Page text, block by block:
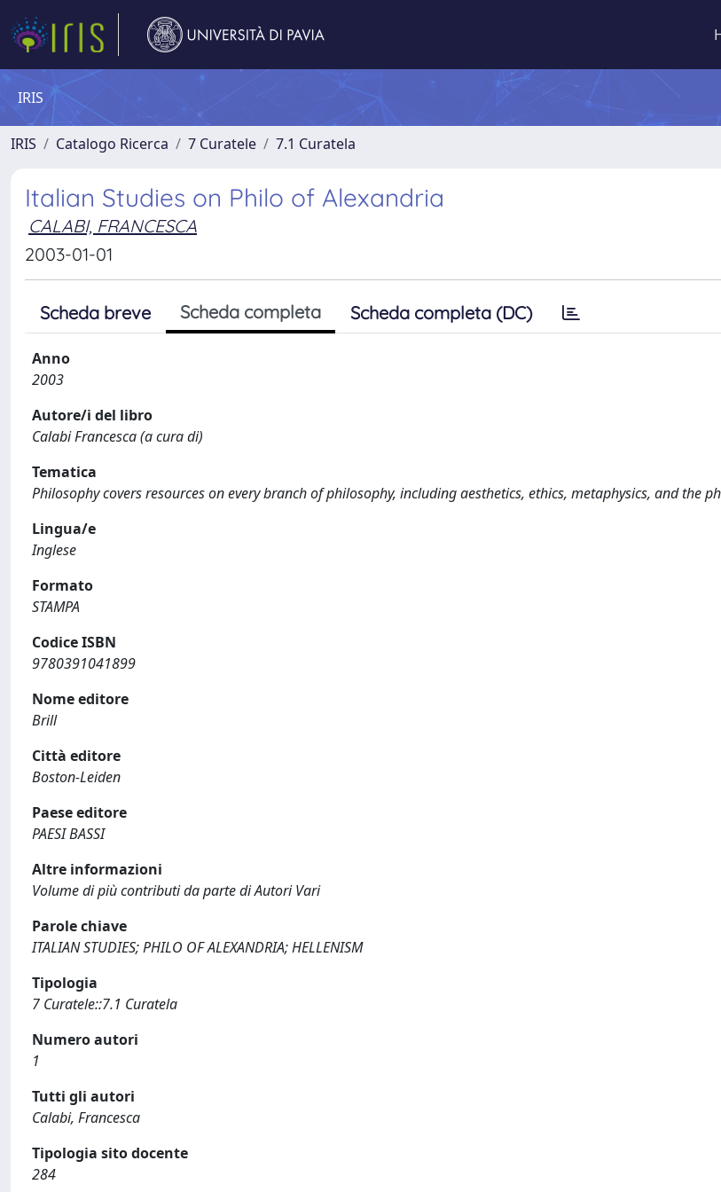
IRIS
IRIS Catalogo Ricerca 7 Curatele 7.1 Curatela
Italian Studies on Philo of Alexandria
CALABI, FRANCESCA
2003-01-01
Scheda breve Scheda completa Scheda completa (DC)
Anno
2003
Autore/i del libro
Calabi Francesca (a cura di)
Tematica
Philosophy covers resources on every branch of philosophy, including aesthetics, ethics, metaphysics, and the
Lingua/e
Inglese
Formato
STAMPA
Codice ISBN
9780391041899
Nome editore
Brill
Città editore
Boston-Leiden
Paese editore
PAESI BASSI
Altre informazioni
Volume di più contributi da parte di Autori Vari
Parole chiave
ITALIAN STUDIES; PHILO OF ALEXANDRIA; HELLENISM
Tipologia
7 Curatele::7.1 Curatela
Numero autori
1
Tutti gli autori
Calabi, Francesca
Tipologia sito docente
284